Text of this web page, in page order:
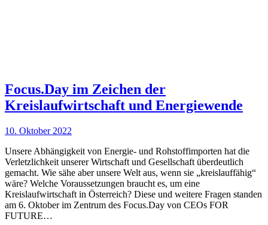
Focus.Day im Zeichen der
Kreislaufwirtschaft und Energiewende
10. Oktober 2022
Unsere Abhängigkeit von Energie- und Rohstoffimporten hat die
Verletzlichkeit unserer Wirtschaft und Gesellschaft überdeutlich
gemacht. Wie sähe aber unsere Welt aus, wenn sie „kreislauffähig“
wäre? Welche Voraussetzungen braucht es, um eine
Kreislaufwirtschaft in Österreich? Diese und weitere Fragen standen
am 6. Oktober im Zentrum des Focus.Day von CEOs FOR
FUTURE…